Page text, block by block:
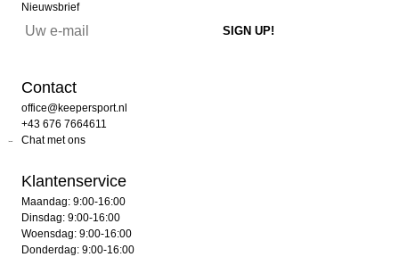
Nieuwsbrief
Contact
office@keepersport.nl
+43 676 7664611
Chat met ons
Klantenservice
Maandag: 9:00-16:00
Dinsdag: 9:00-16:00
Woensdag: 9:00-16:00
Donderdag: 9:00-16:00